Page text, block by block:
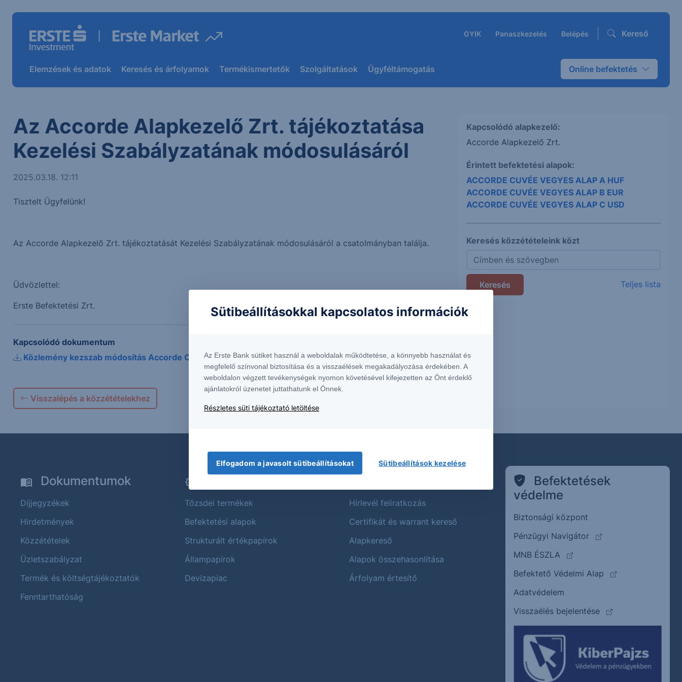
GYIK Panaszkezelés Belépés Kereső
Elemzések és adatok Keresés és árfolyamok Termékismertetők Szolgáltatások Ügyféltámogatás Online befektetés
Az Accorde Alapkezelő Zrt. tájékoztatása
Kezelési Szabályzatának módosulásáról
2025.03.18. 12:11
Tisztelt Ügyfelünk!
Az Accorde Alapkezelő Zrt. tájékoztatását Kezelési Szabályzatának módosulásáról a csatolmányban találja.
Üdvözlettel:
Erste Befektetési Zrt.
Kapcsolódó dokumentum
Közlemény kezszab módosítás Accorde Cuvée
Visszalépés a közzétételekhez
Kapcsolódó alapkezelő:
Accorde Alapkezelő Zrt.
Érintett befektetési alapok:
ACCORDE CUVÉE VEGYES ALAP A HUF
ACCORDE CUVÉE VEGYES ALAP B EUR
ACCORDE CUVÉE VEGYES ALAP C USD
Keresés közzétételeink közt
Teljes lista
Dokumentumok
Díjjegyzékek
Hirdetmények
Közzétételek
Üzletszabályzat
Termék és költségtájékoztatók
Fenntarthatóság
Tőzsdei termékek
Befektetési alapok
Strukturált értékpapírok
Állampapírok
Devizapiac
Hírlevél feliratkozás
Certifikát és warrant kereső
Alapkereső
Alapok összehasonlítása
Árfolyam értesítő
Befektetések
védelme
Biztonsági központ
Pénzügyi Navigátor
(külső oldalra ugrik)
MNB ÉSZLA
(külső oldalra ugrik)
Befektető Védelmi Alap
(külső oldalra
Adatvédelem
Visszaélés bejelentése
(külső oldalra ugrik)
Sütibeállításokkal kapcsolatos információk
Az Erste Bank sütiket használ a weboldalak működtetése, a könnyebb használat és
megfelelő színvonal biztosítása és a visszaélések megakadályozása érdekében. A
weboldalon végzett tevékenységek nyomon követésével kifejezetten az Önt érdeklő
ajánlatokról üzenetet juttathatunk el Önnek.
Részletes süti tájékoztató letöltése
Elfogadom a javasolt sütibeállításokat Sütibeállítások kezelése